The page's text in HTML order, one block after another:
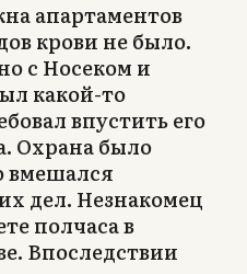
апартаментов
крови не было.
с Носеком и
какой-то
впустить его
Охрана было
вмешался
дел. Незнакомец
полчаса в
Впоследствии